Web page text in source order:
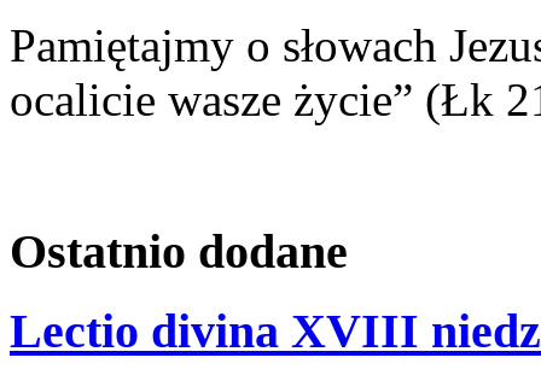
Pamiętajmy o słowach
ocalicie wasze życie” (Łk
Ostatnio dodane
Lectio divina XVIII